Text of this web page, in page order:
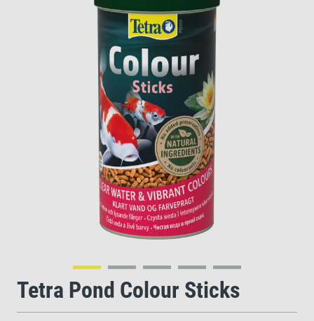
Tetra Pond Colour Sticks